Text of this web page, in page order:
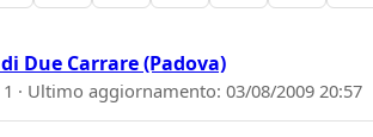
Due Carrare (Padova)
1 · Ultimo aggiornamento: 03/08/2009 20:57